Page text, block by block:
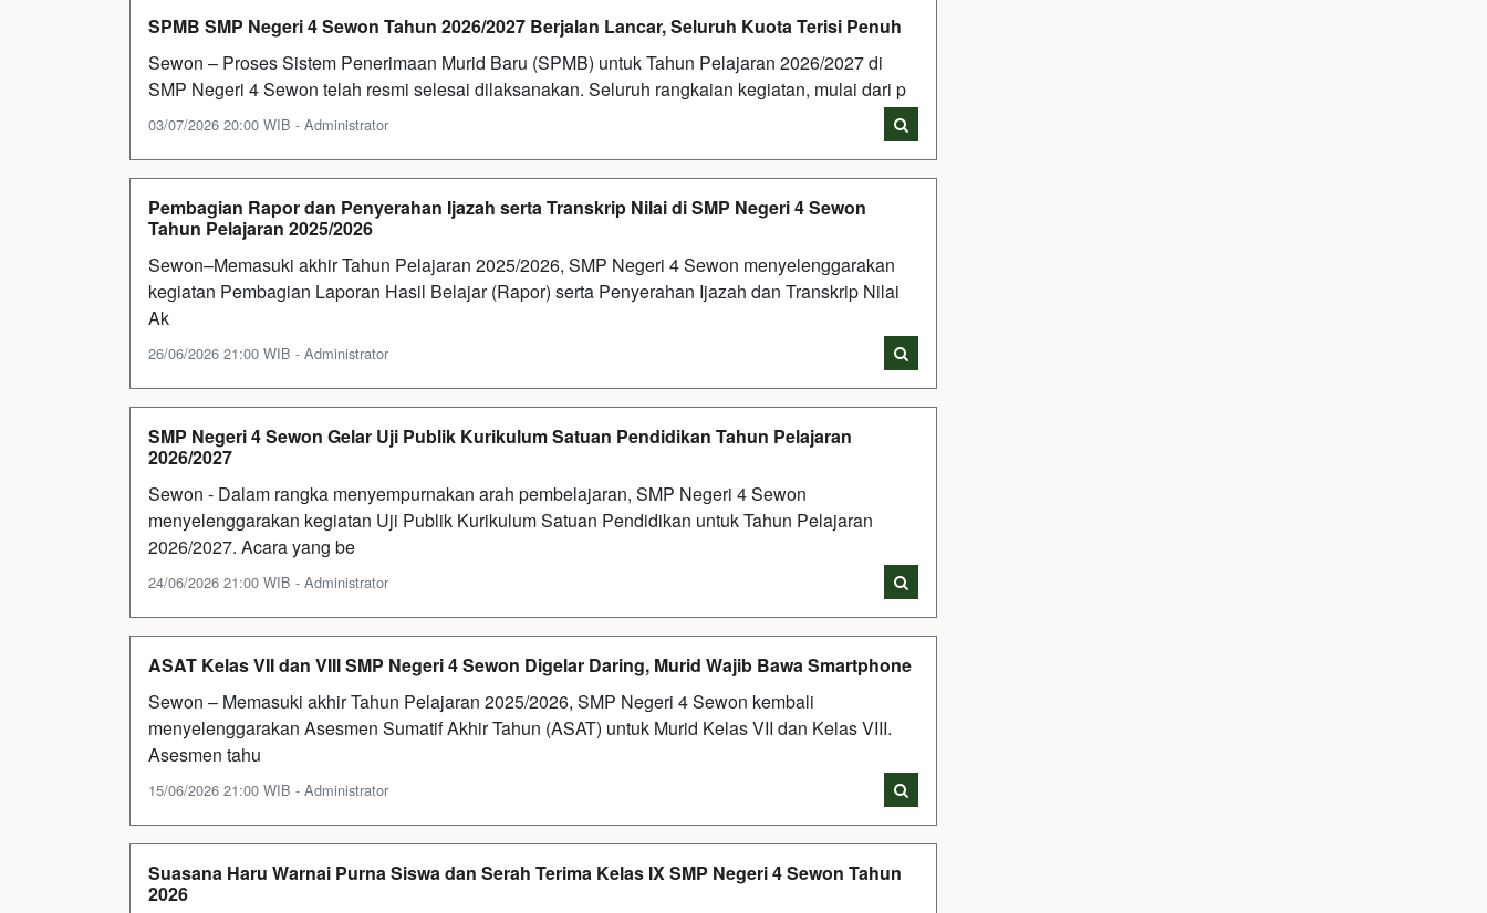
SPMB SMP Negeri 4 Sewon Tahun 2026/2027 Berjalan Lancar, Seluruh Kuota Terisi Penuh
Sewon – Proses Sistem Penerimaan Murid Baru (SPMB) untuk Tahun Pelajaran 2026/2027 di
SMP Negeri 4 Sewon telah resmi selesai dilaksanakan. Seluruh rangkaian kegiatan, mulai dari p
03/07/2026 20:00 WIB - Administrator
Pembagian Rapor dan Penyerahan Ijazah serta Transkrip Nilai di SMP Negeri 4 Sewon
Tahun Pelajaran 2025/2026
Sewon–Memasuki akhir Tahun Pelajaran 2025/2026, SMP Negeri 4 Sewon menyelenggarakan
kegiatan Pembagian Laporan Hasil Belajar (Rapor) serta Penyerahan Ijazah dan Transkrip Nilai
Ak
26/06/2026 21:00 WIB - Administrator
SMP Negeri 4 Sewon Gelar Uji Publik Kurikulum Satuan Pendidikan Tahun Pelajaran
2026/2027
Sewon - Dalam rangka menyempurnakan arah pembelajaran, SMP Negeri 4 Sewon
menyelenggarakan kegiatan Uji Publik Kurikulum Satuan Pendidikan untuk Tahun Pelajaran
2026/2027. Acara yang be
24/06/2026 21:00 WIB - Administrator
ASAT Kelas VII dan VIII SMP Negeri 4 Sewon Digelar Daring, Murid Wajib Bawa Smartphone
Sewon – Memasuki akhir Tahun Pelajaran 2025/2026, SMP Negeri 4 Sewon kembali
menyelenggarakan Asesmen Sumatif Akhir Tahun (ASAT) untuk Murid Kelas VII dan Kelas VIII.
Asesmen tahu
15/06/2026 21:00 WIB - Administrator
Suasana Haru Warnai Purna Siswa dan Serah Terima Kelas IX SMP Negeri 4 Sewon Tahun
2026